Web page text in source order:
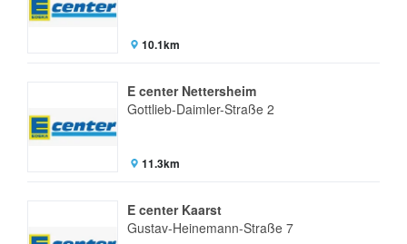
10.1km
E center Nettersheim
Gottlieb-Daimler-Straße 2
11.3km
E center Kaarst
Gustav-Heinemann-Straße 7